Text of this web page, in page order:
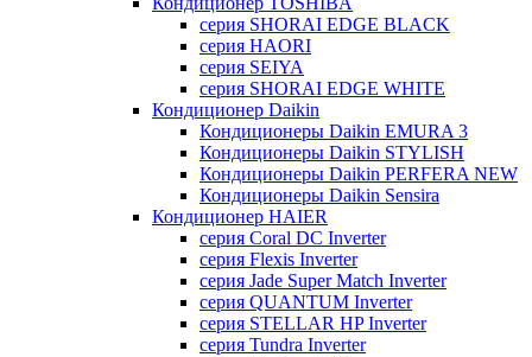
серия SHORAI EDGE BLACK
серия HAORI
серия SEIYA
серия SHORAI EDGE WHITE
Кондиционер Daikin
Кондиционеры Daikin EMURA 3
Кондиционеры Daikin STYLISH
Кондиционеры Daikin PERFERA NEW
Кондиционеры Daikin Sensira
Кондиционер HAIER
серия Coral DC Inverter
серия Flexis Inverter
серия Jade Super Match Inverter
серия QUANTUM Inverter
серия STELLAR HP Inverter
серия Tundra Inverter